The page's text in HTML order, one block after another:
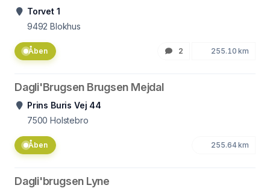
Torvet 1
9492 Blokhus
Åben 2 255.10 km
Dagli'Brugsen Brugsen Mejdal
Prins Buris Vej 44
7500 Holstebro
Åben 255.64 km
Dagli'brugsen Lyne